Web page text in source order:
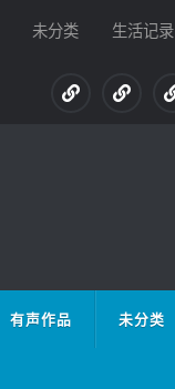
未分类 生活记录
有声作品 未分类